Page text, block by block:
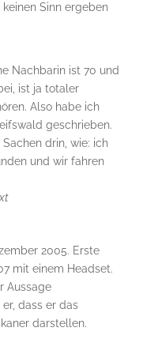
Sinn ergeben
Nachbarin ist 70 und
ist ja totaler
Also habe ich
geschrieben.
drin, wie: ich
und wir fahren
2005. Erste
mit einem Headset.
Aussage
dass er das
darstellen.